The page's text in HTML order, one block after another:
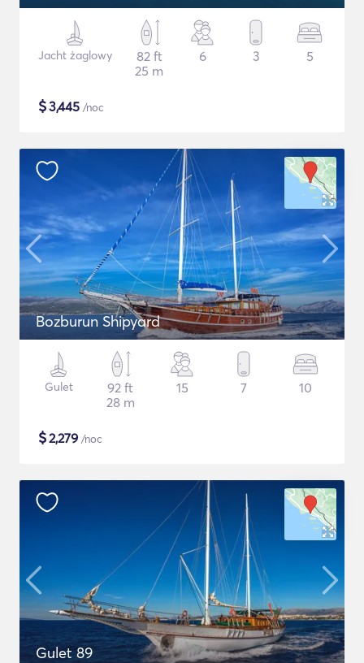
Jacht żaglowy
82 ft
25 m
6 3 5
$3,445 /noc
Bozburun Shipyard
Gulet
92 ft
28 m
15 7 10
$2,279 /noc
Gulet 89